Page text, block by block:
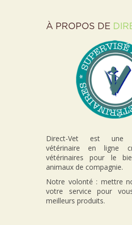
À PROPOS DE
Direct-Vet est une
vétérinaire en ligne
vétérinaires pour le
animaux de compagnie.
Notre volonté : mettre
votre service pour
meilleurs produits.